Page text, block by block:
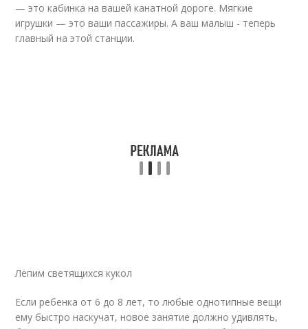
— это кабинка на вашей канатной дороге. Мягкие
игрушки — это ваши пассажиры. А ваш малыш - теперь
главный на этой станции.
Лепим светящихся кукол
Если ребенка от 6 до 8 лет, то любые однотипные вещи
ему быстро наскучат, новое занятие должно удивлять,